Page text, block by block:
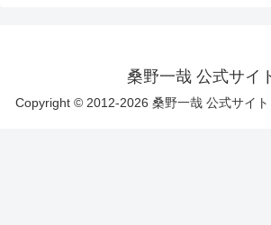
桑野一哉 公式サイ
Copyright © 2012-2026 桑野一哉 公式サイ